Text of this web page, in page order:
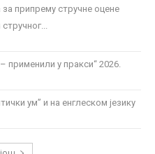
припрему стручне оцене
применили у пракси“ 2026.
ум” и на енглеском језику